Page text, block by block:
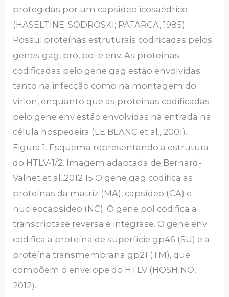
protegidas por um capsídeo icosaédrico
(HASELTINE; SODROSKI; PATARCA, 1985).
Possui proteínas estruturais codificadas pelos
genes gag, pro, pol e env. As proteínas
codificadas pelo gene gag estão envolvidas
tanto na infecção como na montagem do
vírion, enquanto que as proteínas codificadas
pelo gene env estão envolvidas na entrada na
célula hospedeira (LE BLANC et al., 2001).
Figura 1. Esquema representando a estrutura
do HTLV-1/2. Imagem adaptada de Bernard-
Valnet et al.,2012 15 O gene gag codifica as
proteínas da matriz (MA), capsídeo (CA) e
nucleocapsídeo (NC). O gene pol codifica a
transcriptase reversa e integrase. O gene env
codifica a proteína de superfície gp46 (SU) e a
proteína transmembrana gp21 (TM), que
compõem o envelope do HTLV (HOSHINO,
2012).